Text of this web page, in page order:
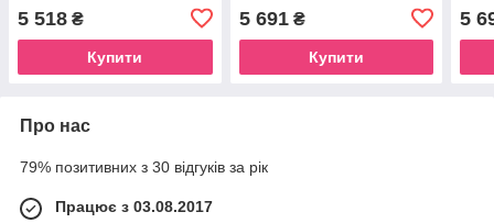
5 518 ₴
Купити
5 691₴
Купити
5
Про нас
79% позитивних з 30 відгуків за рік
Працює з 03.08.2017